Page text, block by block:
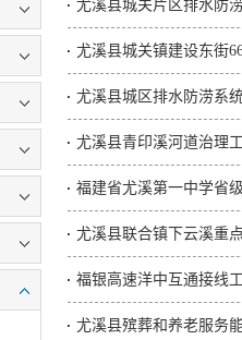
尤溪县城关片区排水防
尤溪县城关镇建设东街
尤溪县城区排水防涝系
尤溪县青印溪河道治理
福建省尤溪第一中学省
尤溪县联合镇下云溪重
福银高速洋中互通接线
尤溪县殡葬和养老服务